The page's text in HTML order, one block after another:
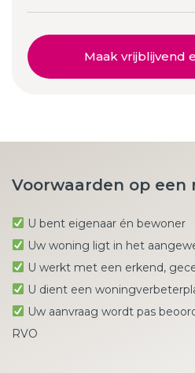
Maak vrijblijvend
Voorwaarden op een
U bent eigenaar én bewoner
Uw woning ligt in het
U werkt met een erkend,
U dient een
Uw aanvraag wordt pas
RVO